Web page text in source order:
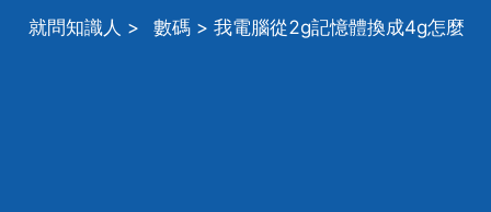
就問知識人 > 數碼 > 我電腦從2g記憶體換成4g怎麼